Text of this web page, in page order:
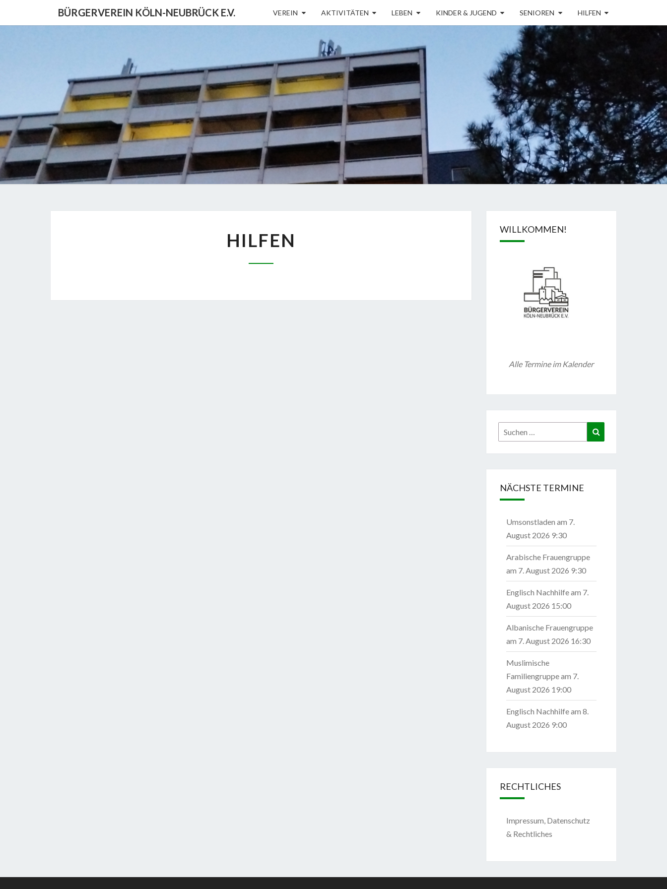
BÜRGERVEREIN KÖLN-NEUBRÜCK E.V. VEREIN AKTIVITÄTEN LEBEN KINDER & JUGEND SENIOREN HILFEN
BÜRGERVEREIN
KÖLN-
HILFEN WILLKOMMEN!
Alle Termine im Kalender
Suchen
nach:
NÄCHSTE TERMINE
Umsonstladen am 7.
August 2026 9:30
Arabische Frauengruppe
am 7. August 2026 9:30
Englisch Nachhilfeam 7.
August 2026 15:00
Albanische Frauengruppe
am 7. August 2026 16:30
Muslimische
Familiengruppeam 7.
August 2026 19:00
Englisch Nachhilfeam 8.
August 2026 9:00
RECHTLICHES
Impressum, Datenschutz
& Rechtliches